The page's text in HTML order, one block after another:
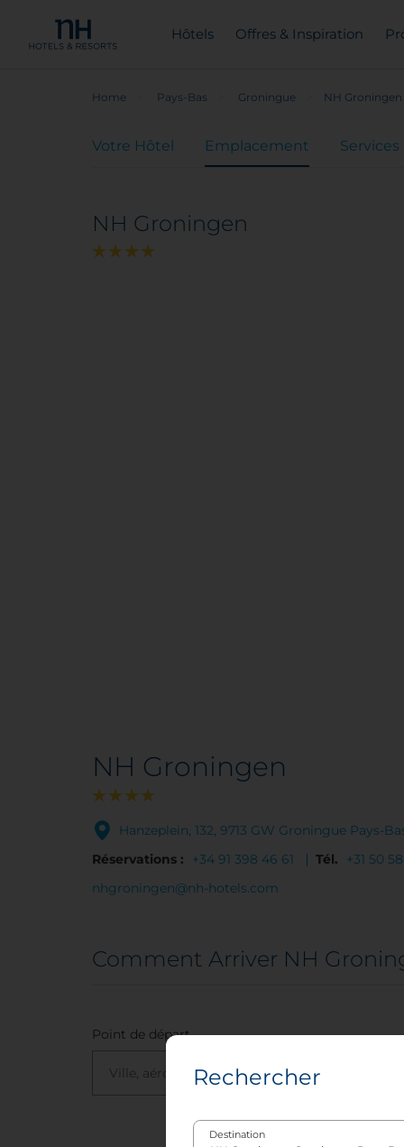
Hôtels Offres & Inspiration
Home Pays-Bas Groningue NH Groningen
Votre Hôtel Emplacement Services
NH Groningen
NH Groningen
Hanzeplein, 132, 9713 GW Groningue Pays-
Réservations :
+34 91 398 46 61 Tél.
+31 50
nhgroningen@nh-hotels.com
Comment Arriver NH
Point de départ
Rechercher
Destination